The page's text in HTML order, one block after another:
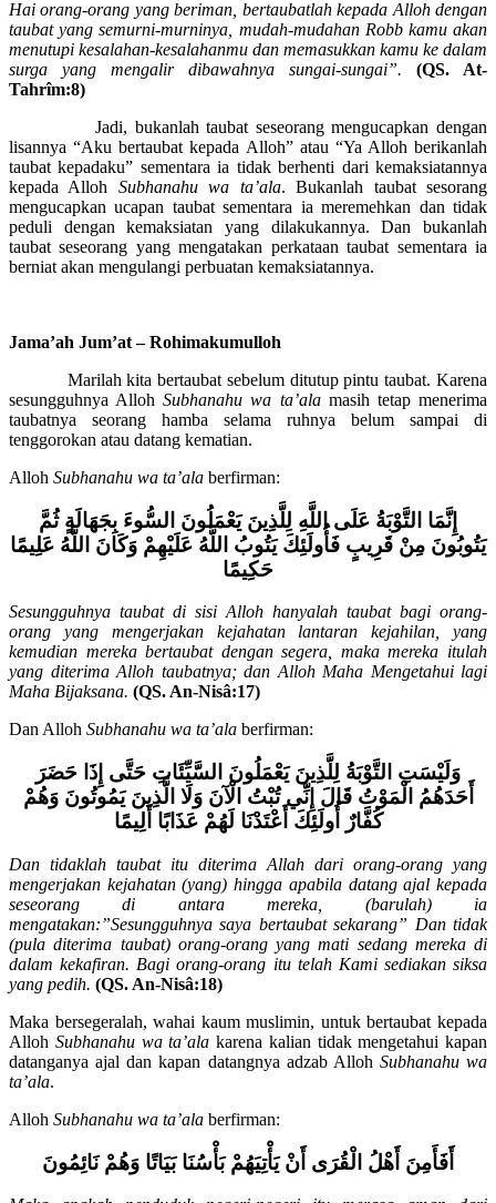
Hai orang-orang yang beriman, bertaubatlah kepada Alloh dengan
taubat yang semurni-murninya, mudah-mudahan Robb kamu akan
menutupi kesalahan-kesalahanmu dan memasukkan kamu ke dalam
surga yang mengalir dibawahnya sungai-sungai”.
Jadi, bukanlah taubat seseorang mengucapkan dengan
lisannya “Aku bertaubat kepada Alloh” atau “Ya Alloh berikanlah
taubat kepadaku” sementara ia tidak berhenti dari kemaksiatannya
kepada AllohSubhanahu wa ta’ala. Bukanlah taubat sesorang
mengucapkan ucapan taubat sementara ia meremehkan dan tidak
peduli dengan kemaksiatan yang dilakukannya. Dan bukanlah
taubat seseorang yang mengatakan perkataan taubat sementara ia
Marilah kita bertaubat sebelum ditutup pintu taubat. Karena
sesungguhnya AllohSubhanahu wa ta’alamasih tetap menerima
taubatnya seorang hamba selama ruhnya belum sampai di
إِنَّمَا التَّوْبَةُ عَلَى اللَّهِ لِلَّذِينَ يَعْمَلُونَ السُّوءَ بِجَهَالَةٍ ثُمَّ
يَتُوبُونَ مِنْ قَرِيبٍ فَأُولَئِكَ يَتُوبُ اللَّهُ عَلَيْهِمْ وَكَانَ اللَّهُ عَلِيمًا
حَكِيمًا
Sesungguhnya taubat di sisi Alloh hanyalah taubat bagi orang-
orang yang mengerjakan kejahatan lantaran kejahilan, yang
kemudian mereka bertaubat dengan segera, maka mereka itulah
yang diterima Alloh taubatnya; dan Alloh Maha Mengetahui lagi
وَلَيْسَتِ التَّوْبَةُ لِلَّذِينَ يَعْمَلُونَ السَّيِّئَاتِ حَتَّى إِذَا حَضَرَ
أَحَدَهُمُ الْمَوْتُ قَالَ إِنِّي تُبْتُ الْآنَ وَلَا الَّذِينَ يَمُوتُونَ وَهُمْ
كُفَّارٌ أُولَئِكَ أَعْتَدْنَا لَهُمْ عَذَابًا أَلِيمًا
Dan tidaklah taubat itu diterima Allah dari orang-orang yang
mengerjakan kejahatan (yang) hingga apabila datang ajal kepada
seseorang di antara mereka, (barulah) ia
mengatakan:”Sesungguhnya saya bertaubat sekarang” Dan tidak
(pula diterima taubat) orang-orang yang mati sedang mereka di
dalam kekafiran. Bagi orang-orang itu telah Kami sediakan siksa
Maka bersegeralah, wahai kaum muslimin, untuk bertaubat kepada
AllohSubhanahu wa ta’alakarena kalian tidak mengetahui kapan
datanganya ajal dan kapan datangnya adzab Alloh
berfirman:
أَفَأَمِنَ أَهْلُ الْقُرَى أَنْ يَأْتِيَهُمْ بَأْسُنَا بَيَاتًا وَهُمْ نَائِمُونَ